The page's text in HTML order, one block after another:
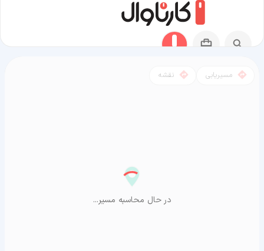
مسیریابی نقشه
در حال محاسبه مسیر...